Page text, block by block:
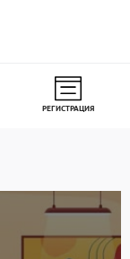
РЕГИСТРАЦИЯ